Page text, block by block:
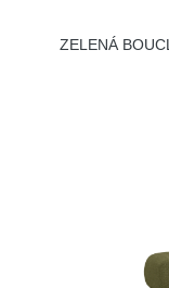
ZELENÁ